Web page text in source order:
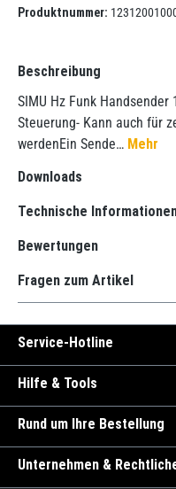
Produktnummer:
Beschreibung
SIMU Hz Funk
Steuerung- Kann auch für
werdenEin Sende… Mehr
Downloads
Technische
Bewertungen
Fragen zum Artikel
Service-Hotline
Hilfe & Tools
Rund um Ihre Bestellung
Unternehmen &